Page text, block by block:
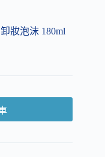
卸妝泡沫 180ml